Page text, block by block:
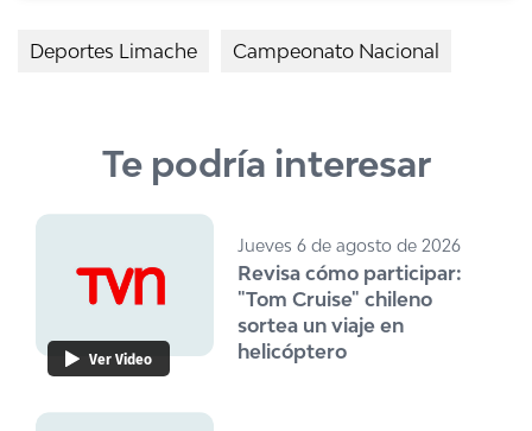
Deportes Limache Campeonato Nacional
Te podría interesar
Ver Video
Jueves 6 de agosto de 2026
Revisa cómo participar:
"Tom Cruise" chileno
sortea un viaje en
helicóptero